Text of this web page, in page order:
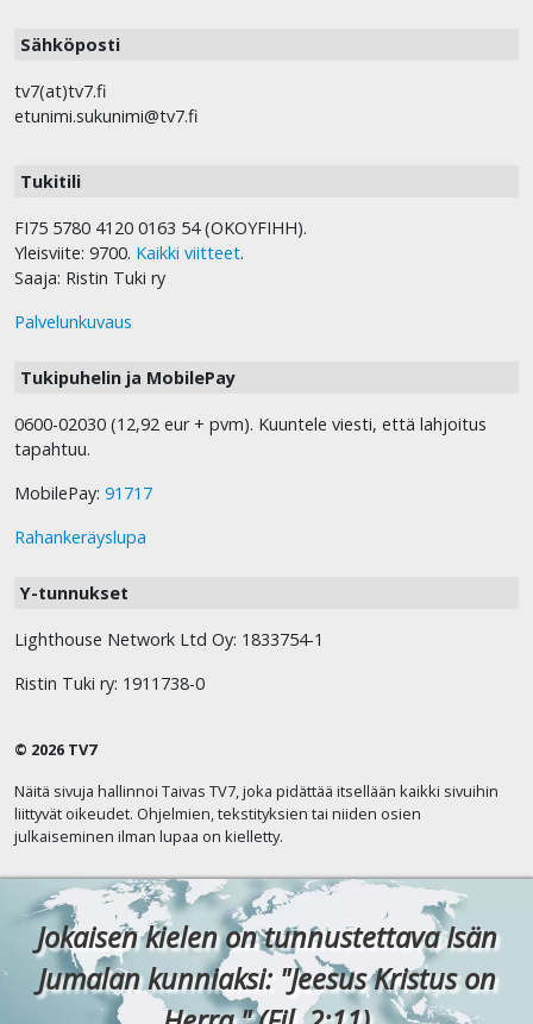
Sähköposti
tv7(at)tv7.fi
etunimi.sukunimi@tv7.fi
Tukitili
FI75 5780 4120 0163 54 (OKOYFIHH).
Yleisviite: 9700. Kaikki viitteet.
Saaja: Ristin Tuki ry
Palvelunkuvaus
Tukipuhelin ja MobilePay
0600-02030 (12,92 eur + pvm). Kuuntele viesti, että lahjoitus
tapahtuu.
MobilePay: 91717
Rahankeräyslupa
Y-tunnukset
Lighthouse Network Ltd Oy: 1833754-1
Ristin Tuki ry: 1911738-0
© 2026 TV7
Näitä sivuja hallinnoi Taivas TV7, joka pidättää itsellään kaikki sivuihin
liittyvät oikeudet. Ohjelmien, tekstityksien tai niiden osien
julkaiseminen ilman lupaa on kielletty.
Jokaisen kielen on tunnustettava Isän
Jumalan kunniaksi: "Jeesus Kristus on